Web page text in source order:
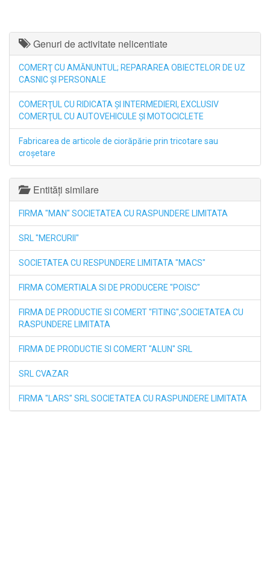
Genuri de activitate nelicentiate
COMERŢ CU AMĂNUNTUL; REPARAREA OBIECTELOR DE UZ
CASNIC ŞI PERSONALE
COMERŢUL CU RIDICATA ŞI INTERMEDIERI, EXCLUSIV
COMERŢUL CU AUTOVEHICULE ŞI MOTOCICLETE
Fabricarea de articole de ciorăpărie prin tricotare sau
croşetare
Entități similare
FIRMA "MAN" SOCIETATEA CU RASPUNDERE LIMITATA
SRL "MERCURII"
SOCIETATEA CU RESPUNDERE LIMITATA "MACS"
FIRMA COMERTIALA SI DE PRODUCERE "POISC"
FIRMA DE PRODUCTIE SI COMERT "FITING",SOCIETATEA CU
RASPUNDERE LIMITATA
FIRMA DE PRODUCTIE SI COMERT "ALUN" SRL
SRL CVAZAR
FIRMA "LARS" SRL SOCIETATEA CU RASPUNDERE LIMITATA